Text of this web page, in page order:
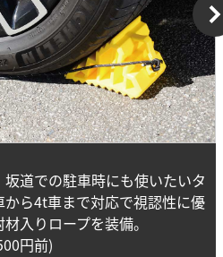
道での駐車時にも使いたいタ
ら4t車まで対応で視認性に優
入りロープを装備。
円前)